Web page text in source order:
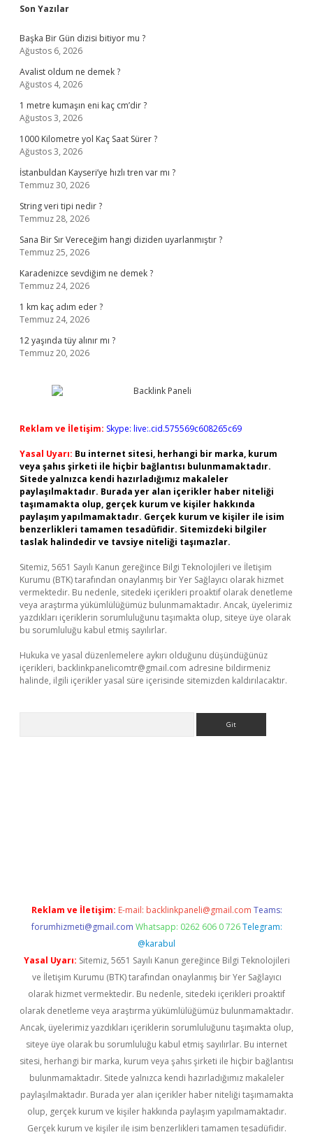
Sidebar
Son Yazılar
Başka Bir Gün dizisi bitiyor mu ?
Ağustos 6, 2026
Avalist oldum ne demek ?
Ağustos 4, 2026
1 metre kumaşın eni kaç cm’dir ?
Ağustos 3, 2026
1000 Kilometre yol Kaç Saat Sürer ?
Ağustos 3, 2026
İstanbuldan Kayseri’ye hızlı tren var mı ?
Temmuz 30, 2026
String veri tipi nedir ?
Temmuz 28, 2026
Sana Bir Sır Vereceğim hangi diziden uyarlanmıştır ?
Temmuz 25, 2026
Karadenizce sevdiğim ne demek ?
Temmuz 24, 2026
1 km kaç adım eder ?
Temmuz 24, 2026
12 yaşında tüy alınır mı ?
Temmuz 20, 2026
Reklam ve İletişim: Skype: live:.cid.575569c608265c69
Yasal Uyarı: Bu internet sitesi, herhangi bir marka, kurum
veya şahıs şirketi ile hiçbir bağlantısı bulunmamaktadır.
Sitede yalnızca kendi hazırladığımız makaleler
paylaşılmaktadır. Burada yer alan içerikler haber niteliği
taşımamakta olup, gerçek kurum ve kişiler hakkında
paylaşım yapılmamaktadır. Gerçek kurum ve kişiler ile isim
benzerlikleri tamamen tesadüfidir. Sitemizdeki bilgiler
taslak halindedir ve tavsiye niteliği taşımazlar.
Sitemiz, 5651 Sayılı Kanun gereğince Bilgi Teknolojileri ve İletişim
Kurumu (BTK) tarafından onaylanmış bir Yer Sağlayıcı olarak hizmet
vermektedir. Bu nedenle, sitedeki içerikleri proaktif olarak denetleme
veya araştırma yükümlülüğümüz bulunmamaktadır. Ancak, üyelerimiz
yazdıkları içeriklerin sorumluluğunu taşımakta olup, siteye üye olarak
bu sorumluluğu kabul etmiş sayılırlar.
Hukuka ve yasal düzenlemelere aykırı olduğunu düşündüğünüz
içerikleri, backlinkpanelicomtr@gmail.com adresine bildirmeniz
halinde, ilgili içerikler yasal süre içerisinde sitemizden kaldırılacaktır.
Reklam ve İletişim: E-mail: backlinkpaneli@gmail.com Teams:
forumhizmeti@gmail.com Whatsapp: 0262 606 0 726 Telegram:
@karabul
Yasal Uyarı: Sitemiz, 5651 Sayılı Kanun gereğince Bilgi Teknolojileri
ve İletişim Kurumu (BTK) tarafından onaylanmış bir Yer Sağlayıcı
olarak hizmet vermektedir. Bu nedenle, sitedeki içerikleri proaktif
olarak denetleme veya araştırma yükümlülüğümüz bulunmamaktadır.
Ancak, üyelerimiz yazdıkları içeriklerin sorumluluğunu taşımakta olup,
siteye üye olarak bu sorumluluğu kabul etmiş sayılırlar. Bu internet
sitesi, herhangi bir marka, kurum veya şahıs şirketi ile hiçbir bağlantısı
bulunmamaktadır. Sitede yalnızca kendi hazırladığımız makaleler
paylaşılmaktadır. Burada yer alan içerikler haber niteliği taşımamakta
olup, gerçek kurum ve kişiler hakkında paylaşım yapılmamaktadır.
Gerçek kurum ve kişiler ile isim benzerlikleri tamamen tesadüfidir.